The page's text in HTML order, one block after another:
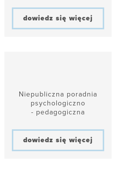
dowiedz się więcej
Niepubliczna poradnia
psychologiczno
- pedagogiczna
dowiedz się więcej